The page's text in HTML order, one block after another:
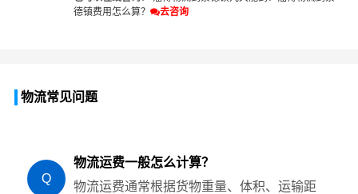
德镇费用怎么算？
去咨询
物流常见问题
Q
物流运费一般怎么计算？
物流运费通常根据货物重量、体积、运输距